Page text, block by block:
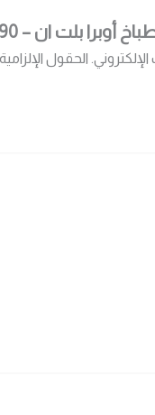
سم – غاز – 5 شعلات – مناصب عريضة”
الحقول